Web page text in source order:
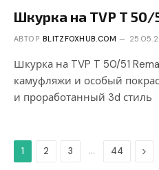
Шкурка на TVP T 50/
АВТОР BLITZFOXHUB.COM
Шкурка на TVP T 50/51
камуфляжи и особый
и проработанный 3d стиль
1 2 3 … 44